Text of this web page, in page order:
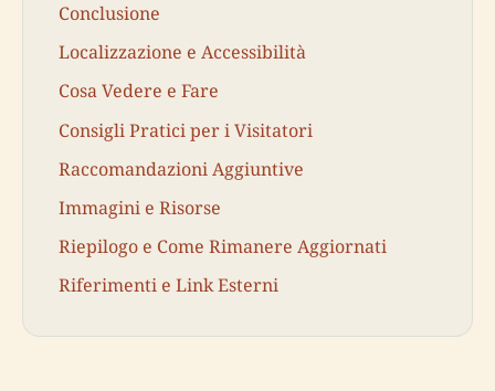
Conclusione
Localizzazione e Accessibilità
Cosa Vedere e Fare
Consigli Pratici per i Visitatori
Raccomandazioni Aggiuntive
Immagini e Risorse
Riepilogo e Come Rimanere Aggiornati
Riferimenti e Link Esterni